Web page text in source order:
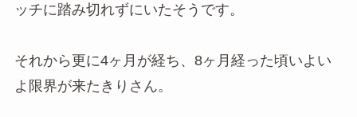
ッチに踏み切れずにいたそうです。
それから更に4ヶ月が経ち、8ヶ月経った頃いよい
よ限界が来たきりさん。